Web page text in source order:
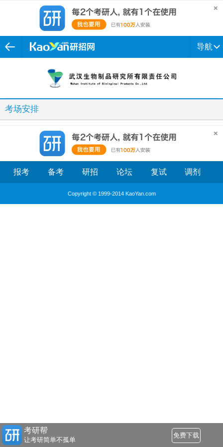
导航
考场安排
报考 备考 研招 论坛 复试 调剂
Copyright © 1999-2014 KaoYan.com
考研帮
让考研简单不孤单
免费下载